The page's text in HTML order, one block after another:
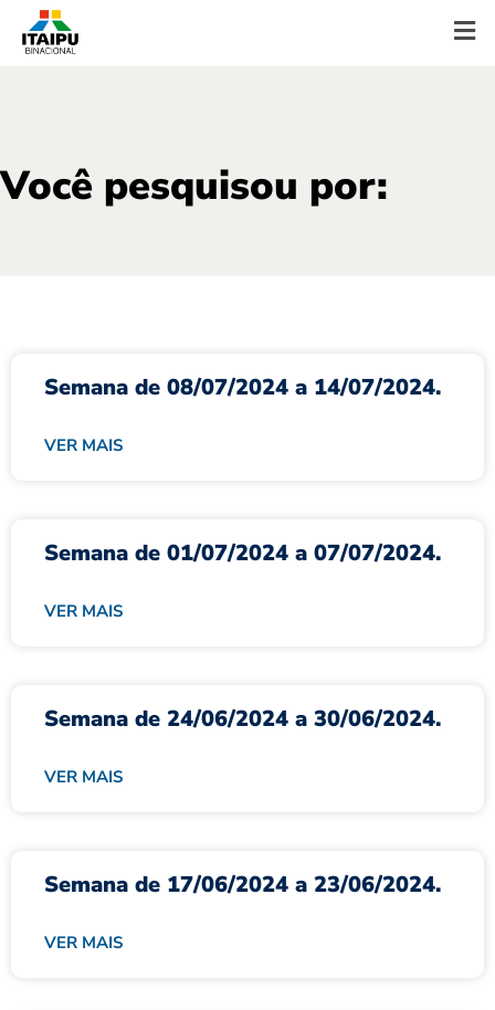
Você pesquisou por:
Semana de 08/07/2024 a 14/07/2024.
VER MAIS
Semana de 01/07/2024 a 07/07/2024.
VER MAIS
Semana de 24/06/2024 a 30/06/2024.
VER MAIS
Semana de 17/06/2024 a 23/06/2024.
VER MAIS